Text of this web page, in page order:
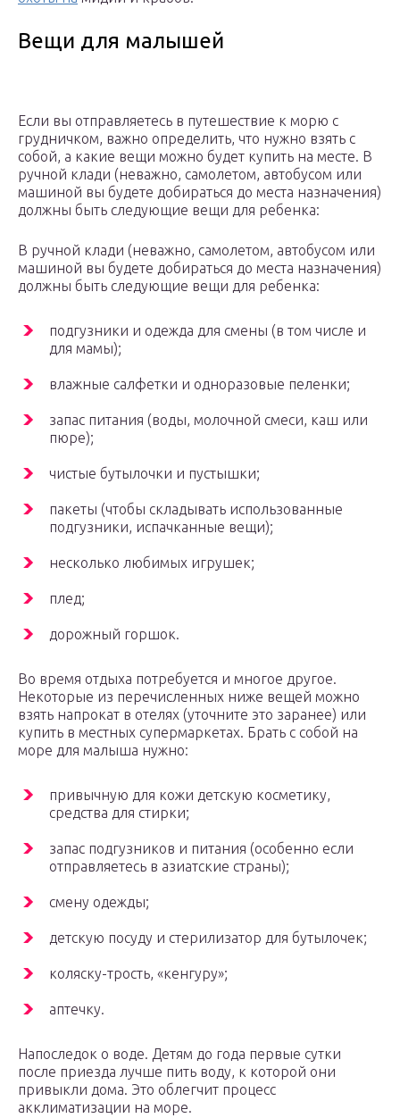
Вещи для малышей
Если вы отправляетесь в путешествие к морю с
грудничком, важно определить, что нужно взять с
собой, а какие вещи можно будет купить на месте. В
ручной клади (неважно, самолетом, автобусом или
машиной вы будете добираться до места назначения)
должны быть следующие вещи для ребенка:
В ручной клади (неважно, самолетом, автобусом или
машиной вы будете добираться до места назначения)
должны быть следующие вещи для ребенка:
подгузники и одежда для смены (в том числе и
для мамы);
влажные салфетки и одноразовые пеленки;
запас питания (воды, молочной смеси, каш или
пюре);
чистые бутылочки и пустышки;
пакеты (чтобы складывать использованные
подгузники, испачканные вещи);
несколько любимых игрушек;
плед;
дорожный горшок.
Во время отдыха потребуется и многое другое.
Некоторые из перечисленных ниже вещей можно
взять напрокат в отелях (уточните это заранее) или
купить в местных супермаркетах. Брать с собой на
море для малыша нужно:
привычную для кожи детскую косметику,
средства для стирки;
запас подгузников и питания (особенно если
отправляетесь в азиатские страны);
смену одежды;
детскую посуду и стерилизатор для бутылочек;
коляску-трость, «кенгуру»;
аптечку.
Напоследок о воде. Детям до года первые сутки
после приезда лучше пить воду, к которой они
привыкли дома. Это облегчит процесс
акклиматизации на море.